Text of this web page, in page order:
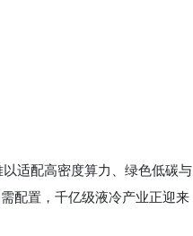
适配高密度算力、绿色低碳与
配置，千亿级液冷产业正迎来